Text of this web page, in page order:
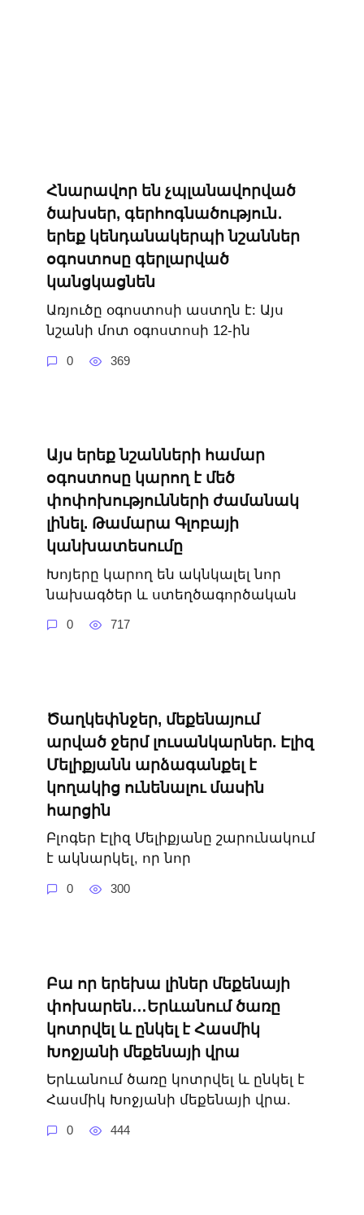
Հնարավոր են չպլանավորված
ծախսեր, գերհոգնածություն․
երեք կենդանակերպի նշաններ
օգոստոսը գերլարված
կանցկացնեն
Առյուծը օգոստոսի աստղն է: Այս
նշանի մոտ օգոստոսի 12-ին
0 369
Այս երեք նշանների համար
օգոստոսը կարող է մեծ
փոփոխությունների ժամանակ
լինել. Թամարա Գլոբայի
կանխատեսումը
Խոյերը կարող են ակնկալել նոր
նախագծեր և ստեղծագործական
0 717
Ծաղկեփնջեր, մեքենայում
արված ջերմ լուսանկարներ. Էլիզ
Մելիքյանն արձագանքել է
կողակից ունենալու մասին
հարցին
Բլոգեր Էլիզ Մելիքյանը շարունակում
է ակնարկել, որ նոր
0 300
Բա որ երեխա լիներ մեքենայի
փոխարեն…Երևանում ծառը
կոտրվել և ընկել է Հասմիկ
Խոջյանի մեքենայի վրա
Երևանում ծառը կոտրվել և ընկել է
Հասմիկ Խոջյանի մեքենայի վրա.
0 444